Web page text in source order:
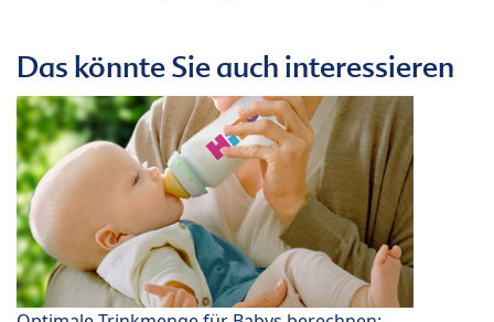
Das könnte Sie auch interessieren